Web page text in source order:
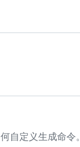
自定义生成命令。